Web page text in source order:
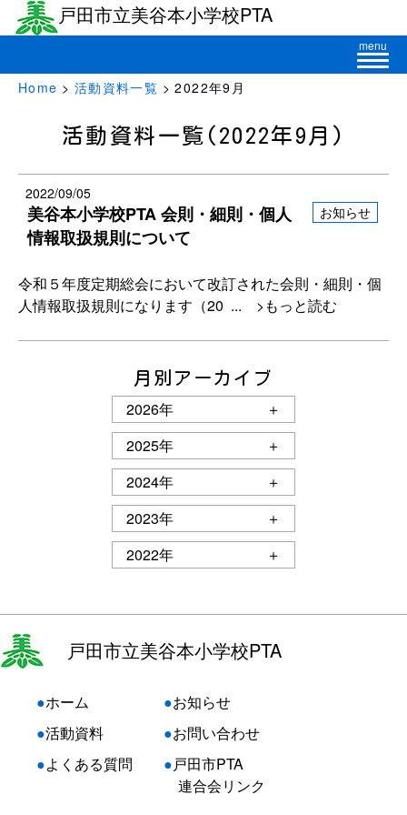
戸田市立美谷本小学校PTA
menu
Home > 活動資料一覧 > 2022年9月
活動資料一覧(2022年9月)
2022/09/05
美谷本小学校PTA 会則・細則・個人
情報取扱規則について
お知らせ
令和５年度定期総会において改訂された会則・細則・個
人情報取扱規則になります（20 ... >もっと読む
月別アーカイブ
2026年
＋
2025年
＋
2024年
＋
2023年
＋
2022年
＋
戸田市立美谷本小学校PTA
●ホーム ●お知らせ
●活動資料 ●お問い合わせ
●よくある質問 ●戸田市PTA
連合会リンク